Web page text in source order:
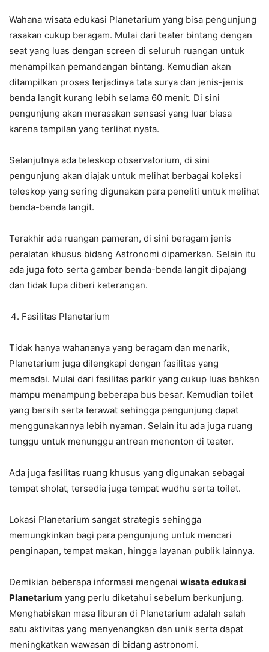
Wahana wisata edukasi Planetarium yang bisa pengunjung
rasakan cukup beragam. Mulai dari teater bintang dengan
seat yang luas dengan screen di seluruh ruangan untuk
menampilkan pemandangan bintang. Kemudian akan
ditampilkan proses terjadinya tata surya dan jenis-jenis
benda langit kurang lebih selama 60 menit. Di sini
pengunjung akan merasakan sensasi yang luar biasa
karena tampilan yang terlihat nyata.
Selanjutnya ada teleskop observatorium, di sini
pengunjung akan diajak untuk melihat berbagai koleksi
teleskop yang sering digunakan para peneliti untuk melihat
benda-benda langit.
Terakhir ada ruangan pameran, di sini beragam jenis
peralatan khusus bidang Astronomi dipamerkan. Selain itu
ada juga foto serta gambar benda-benda langit dipajang
dan tidak lupa diberi keterangan.
Fasilitas Planetarium
Tidak hanya wahananya yang beragam dan menarik,
Planetarium juga dilengkapi dengan fasilitas yang
memadai. Mulai dari fasilitas parkir yang cukup luas bahkan
mampu menampung beberapa bus besar. Kemudian toilet
yang bersih serta terawat sehingga pengunjung dapat
menggunakannya lebih nyaman. Selain itu ada juga ruang
tunggu untuk menunggu antrean menonton di teater.
Ada juga fasilitas ruang khusus yang digunakan sebagai
tempat sholat, tersedia juga tempat wudhu serta toilet.
Lokasi Planetarium sangat strategis sehingga
memungkinkan bagi para pengunjung untuk mencari
penginapan, tempat makan, hingga layanan publik lainnya.
Demikian beberapa informasi mengenai wisata edukasi
Planetarium yang perlu diketahui sebelum berkunjung.
Menghabiskan masa liburan di Planetarium adalah salah
satu aktivitas yang menyenangkan dan unik serta dapat
meningkatkan wawasan di bidang astronomi.